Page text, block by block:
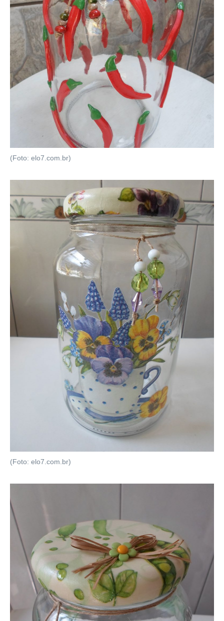
(Foto: elo7.com.br)
(Foto: elo7.com.br)